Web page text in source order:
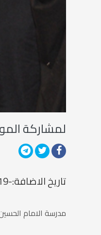
لمشاركة
تاريخ الاضافة:-2019-12-24 14:27:28 | عدد الزيارات: 1513627568
مدرسة الامام